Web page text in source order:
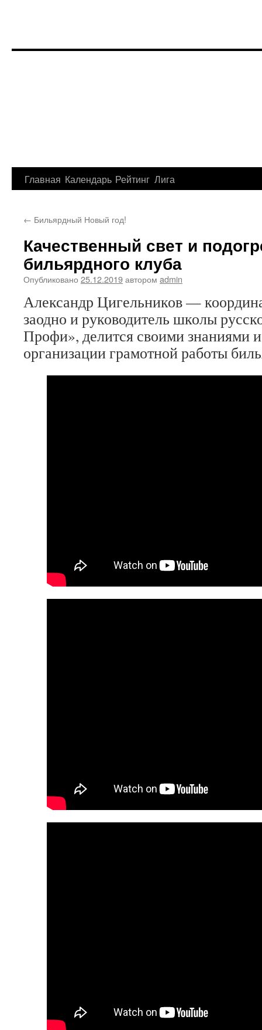
Перейти
содержимому
Главная Календарь Рейтинг Лига
← Бильярдный Новый год!
Качественный свет и
бильярдного клуба
Опубликовано 25.12.2019автором admin
Александр Цигельников —
заодно и руководитель школы
Профи», делится своими знаниями
организации грамотной работы